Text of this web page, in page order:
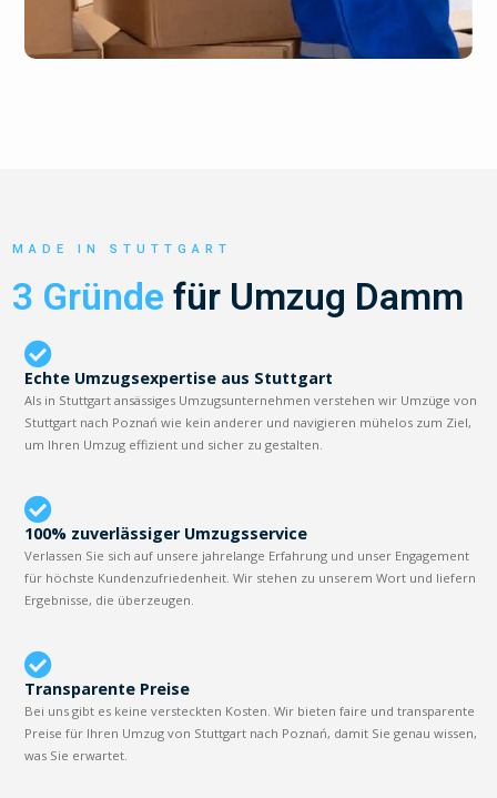
MADE IN STUTTGART
3 Gründe für Umzug Damm
Echte Umzugsexpertise aus Stuttgart
Als in Stuttgart ansässiges Umzugsunternehmen verstehen wir Umzüge von
Stuttgart nach Poznań wie kein anderer und navigieren mühelos zum Ziel,
um Ihren Umzug effizient und sicher zu gestalten.
100% zuverlässiger Umzugsservice
Verlassen Sie sich auf unsere jahrelange Erfahrung und unser Engagement
für höchste Kundenzufriedenheit. Wir stehen zu unserem Wort und liefern
Ergebnisse, die überzeugen.
Transparente Preise
Bei uns gibt es keine versteckten Kosten. Wir bieten faire und transparente
Preise für Ihren Umzug von Stuttgart nach Poznań, damit Sie genau wissen,
was Sie erwartet.